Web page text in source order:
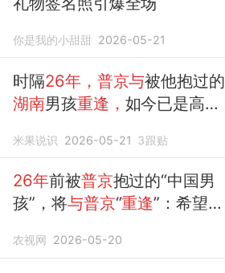
你是我的小甜甜 2026-05-21
时隔26年，普京与被他抱过的
湖南男孩重逢， 如今已是高级
米果说识 2026-05-21 3跟贴
26年前被普京抱过的“中国男
孩”，将与普京“重逢”：希望能
男孩，如今已成长为建设国家
农视网 2026-05-20